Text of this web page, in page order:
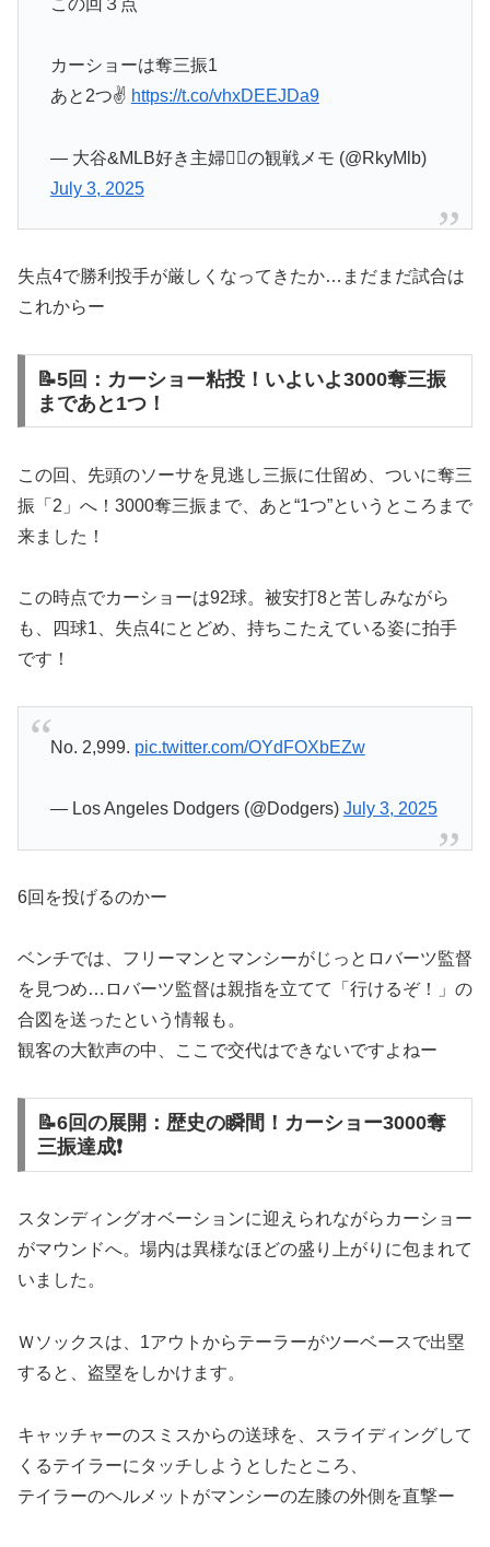
この回３点
カーショーは奪三振1
あと2つ✌️ https://t.co/vhxDEEJDa9
— 大谷&MLB好き主婦💁‍♀️の観戦メモ (@RkyMlb)
July 3, 2025
失点4で勝利投手が厳しくなってきたか…まだまだ試合は
これからー
📝5回：カーショー粘投！いよいよ3000奪三振
まであと1つ！
この回、先頭のソーサを見逃し三振に仕留め、ついに奪三
振「2」へ！3000奪三振まで、あと“1つ”というところまで
来ました！
この時点でカーショーは92球。被安打8と苦しみながら
も、四球1、失点4にとどめ、持ちこたえている姿に拍手
です！
No. 2,999. pic.twitter.com/OYdFOXbEZw
— Los Angeles Dodgers (@Dodgers) July 3, 2025
6回を投げるのかー
ベンチでは、フリーマンとマンシーがじっとロバーツ監督
を見つめ…ロバーツ監督は親指を立てて「行けるぞ！」の
合図を送ったという情報も。
観客の大歓声の中、ここで交代はできないですよねー
📝6回の展開：歴史の瞬間！カーショー3000奪
三振達成❗️
スタンディングオベーションに迎えられながらカーショー
がマウンドへ。場内は異様なほどの盛り上がりに包まれて
いました。
Ｗソックスは、1アウトからテーラーがツーベースで出塁
すると、盗塁をしかけます。
キャッチャーのスミスからの送球を、スライディングして
くるテイラーにタッチしようとしたところ、
テイラーのヘルメットがマンシーの左膝の外側を直撃ー